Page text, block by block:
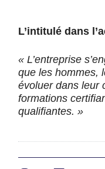
L’intitulé dans
« L’entreprise
que les hommes,
évoluer dans leur
formations
qualifiantes. »